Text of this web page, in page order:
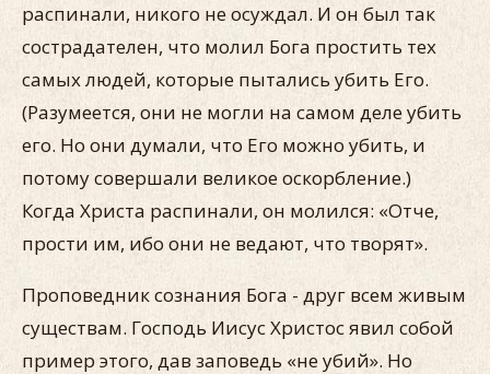
распинали, никого не осуждал. И он был так
сострадателен, что молил Бога простить тех
самых людей, которые пытались убить Его.
(Разумеется, они не могли на самом деле убить
его. Но они думали, что Его можно убить, и
потому совершали великое оскорбление.)
Когда Христа распинали, он молился: «Отче,
прости им, ибо они не ведают, что творят».
Проповедник сознания Бога - друг всем живым
существам. Господь Иисус Христос явил собой
пример этого, дав заповедь «не убий». Но